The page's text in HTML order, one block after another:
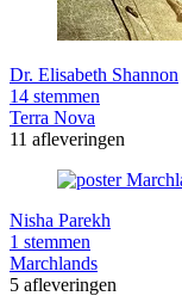
Dr. Elisabeth Shannon
14 stemmen
Terra Nova
11 afleveringen
Nisha Parekh
1 stemmen
Marchlands
5 afleveringen